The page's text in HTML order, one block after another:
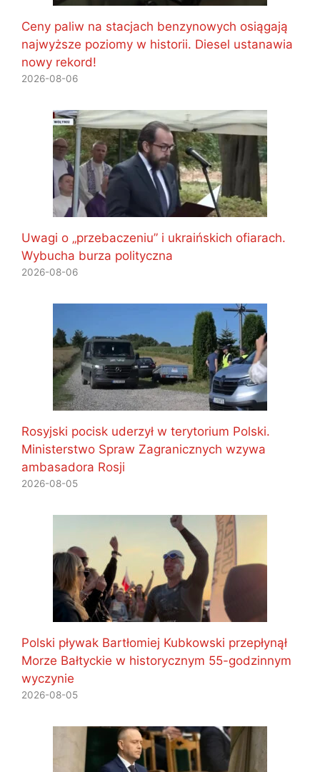
Ceny paliw na stacjach benzynowych osiągają
najwyższe poziomy w historii. Diesel ustanawia
nowy rekord!
2026-08-06
Uwagi o „przebaczeniu” i ukraińskich ofiarach.
Wybucha burza polityczna
2026-08-06
Rosyjski pocisk uderzył w terytorium Polski.
Ministerstwo Spraw Zagranicznych wzywa
ambasadora Rosji
2026-08-05
Polski pływak Bartłomiej Kubkowski przepłynął
Morze Bałtyckie w historycznym 55-godzinnym
wyczynie
2026-08-05